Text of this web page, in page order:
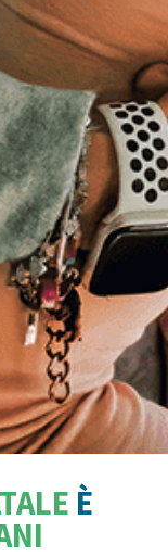
È